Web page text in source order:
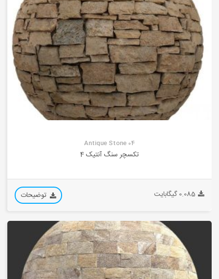
Antique Stone 04
تکسچر سنگ آنتیک 4
0.085 گیگابایت توضیحات